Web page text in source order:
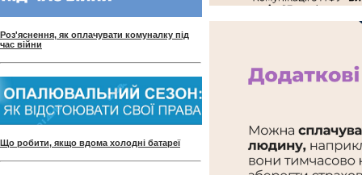
Роз'яснення, як оплачувати комуналку під
час війни
Що робити, якщо вдома холодні батареї